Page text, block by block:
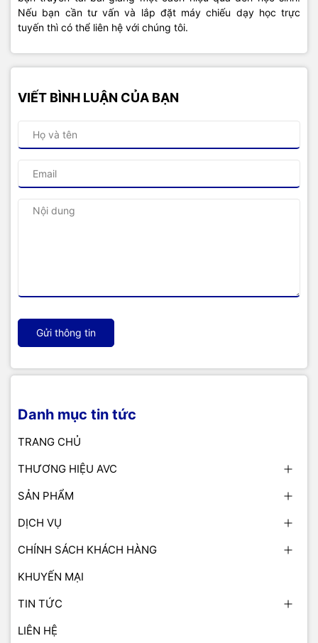
Nếu bạn cần tư vấn và lắp đặt máy chiếu dạy học trực
tuyến thì có thể liên hệ với chúng tôi.
VIẾT BÌNH LUẬN CỦA BẠN
Gửi thông tin
Danh mục tin tức
TRANG CHỦ
THƯƠNG HIỆU AVC
SẢN PHẨM
DỊCH VỤ
CHÍNH SÁCH KHÁCH HÀNG
KHUYẾN MẠI
TIN TỨC
LIÊN HỆ